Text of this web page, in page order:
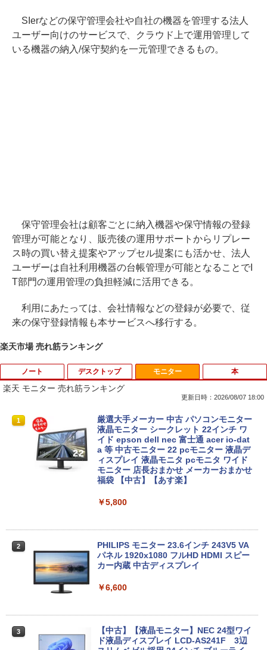
SIerなどの保守管理会社や自社の機器を管理する法人
ユーザー向けのサービスで、クラウド上で運用管理して
いる機器の納入/保守契約を一元管理できるもの。
保守管理会社は顧客ごとに納入機器や保守情報の登録
管理が可能となり、販売後の運用サポートからリプレー
ス時の買い替え提案やアップセル提案にも活かせ、法人
ユーザーは自社利用機器の台帳管理が可能となることでI
T部門の運用管理の負担軽減に活用できる。
利用にあたっては、会社情報などの登録が必要で、従
来の保守登録情報も本サービスへ移行する。
楽天市場 売れ筋ランキング
ノート
1
【★最大100%ポイント】【新生活応援・
2026】【Office 2019 H&B】富士通 MU
937/Celeron 3865U/メモリ:4GB/8GB/S
SD:128GB/256GB/512GB/1TB/13.3型/
フルHD/wifi/HDMI/USB3.0/中古 ノート
パソコン/モバイルPC/Windows11
2026】【Office 2019 H&B】NEC Versa
Pro/第4世代 Core i5/メモリ: 4GB/8GB/1
6GB/SSD:128GB/256GB/512GB/1TB/1
Wi-Fi/Office/無線マウス/中古 パソコン/
￥9,999
デスクトップ
1
【おまかせPC】 デスクトップパソコン
Win11搭載 省スペース型 第8世代Core i5
/ 8GB以上 / SSD/HDDストレージ選択式
有名メーカー（DELL HP 富士通 NEC レ
ノボ）からご提供 中古 省スペースデスク
トップ Windows11 Office付き 設定済み
ですぐ使えるPC
￥19,800
2
中古パソコン | HP | ProDesk 600 G4 SF
| Windows11 | デスクトップ | 一年保証 |
第8世代 | Core i5 8500 3.0(〜最大4.1)G
VDマルチ | 無線LAN:なし | Win11Pro64
￥39,980
モニター
楽天 モニター 売れ筋ランキング
更新日時：2026/08/07 18:00
1
厳選大手メーカー 中古 パソコンモニター
液晶モニター シークレット 22インチ ワ
イド epson dell nec 富士通 acer io-dat
a 等 中古モニター 22 pcモニター 液晶デ
ィスプレイ 液晶モニタ pcモニタ ワイド
モニター 店長おまかせ メーカーおまかせ
福袋 【中古】【あす楽】
￥5,800
2
PHILIPS モニター 23.6インチ 243V5 VA
パネル 1920x1080 フルHD HDMI スピー
カー内蔵 中古ディスプレイ
￥6,600
3
【中古】【液晶モニター】NEC 24型ワイ
ド液晶ディスプレイ LCD-AS241F 3辺
本